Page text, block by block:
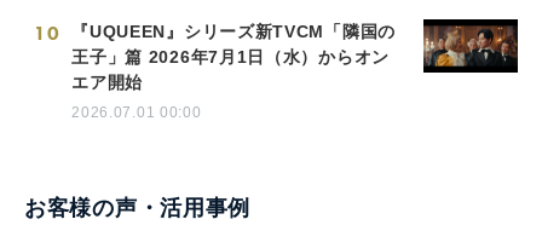
10
『UQUEEN』シリーズ新TVCM「隣国の
王子」篇 2026年7月1日（水）からオン
エア開始
2026.07.01 00:00
お客様の声・活用事例